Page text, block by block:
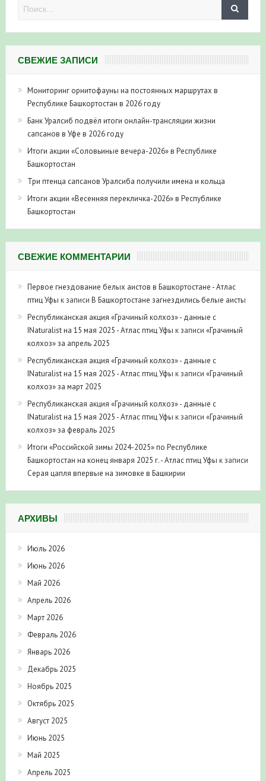
СВЕЖИЕ ЗАПИСИ
Мониторинг орнитофауны на постоянных маршрутах в
Республике Башкортостан в 2026 году
Банк Уралсиб подвёл итоги онлайн-трансляции жизни
сапсанов в Уфе в 2026 году
Итоги акции «Соловьиные вечера-2026» в Республике
Башкортостан
Три птенца сапсанов Уралсиба получили имена и кольца
Итоги акции «Весенняя перекличка-2026» в Республике
Башкортостан
СВЕЖИЕ КОММЕНТАРИИ
Первое гнездование белых аистов в Башкортостане - Атлас
птиц Уфы к записи В Башкортостане загнездились белые аисты
Республиканская акция «Грачиный колхоз» - данные с
INaturalist на 15 мая 2025 - Атлас птиц Уфы к записи «Грачиный
колхоз» за апрель 2025
Республиканская акция «Грачиный колхоз» - данные с
INaturalist на 15 мая 2025 - Атлас птиц Уфы к записи «Грачиный
колхоз» за март 2025
Республиканская акция «Грачиный колхоз» - данные с
INaturalist на 15 мая 2025 - Атлас птиц Уфы к записи «Грачиный
колхоз» за февраль 2025
Итоги «Российской зимы 2024-2025» по Республике
Башкортостан на конец января 2025 г. - Атлас птиц Уфы к записи
Серая цапля впервые на зимовке в Башкирии
АРХИВЫ
Июль 2026
Июнь 2026
Май 2026
Апрель 2026
Март 2026
Февраль 2026
Январь 2026
Декабрь 2025
Ноябрь 2025
Октябрь 2025
Август 2025
Июнь 2025
Май 2025
Апрель 2025